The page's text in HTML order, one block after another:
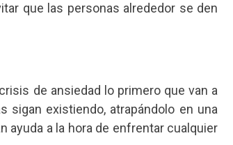
que las personas alrededor se den
de ansiedad lo primero que van a
existiendo, atrapándolo en una
a la hora de enfrentar cualquier